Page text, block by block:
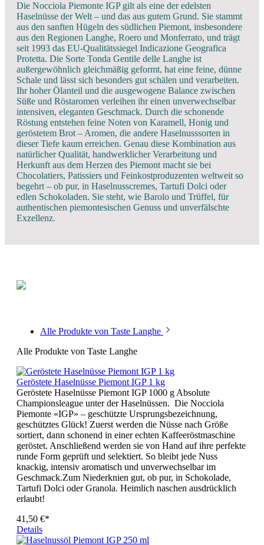
Die Nocciola Piemonte IGP gilt als eine der edelsten
Haselnüsse der Welt – und das aus gutem Grund. Sie stammt
aus den sanften Hügeln des südlichen Piemont, insbesondere
aus den Regionen Langhe, Roero und Monferrato, und trägt
seit 1993 das EU-Qualitätssiegel Indicazione Geografica
Protetta. Die Sorte Tonda Gentile delle Langhe ist
außergewöhnlich gleichmäßig geformt, hat eine feine, dünne
Schale und lässt sich besonders gut schälen und verarbeiten.
Ihr hoher Ölanteil und die ausgewogene Balance zwischen
Süße und Röstaromen verleihen ihr einen unverwechselbar
intensiven, eleganten Geschmack. Durch die schonende
Röstung entstehen feine Noten von Karamell, Honig und
geröstetem Brot – Aromen, die andere Haselnusssorten in
dieser Tiefe kaum erreichen. Genau diese Kombination aus
natürlicher Qualität, handwerklicher Verarbeitung und
Herkunft aus dem Herzen des Piemont macht sie bei
Chocolatiers, Patissiers und Feinkostproduzenten weltweit so
begehrt – ob pur, in Haselnusscremes, Tartufi Dolci oder
edlen Schokoladen. Sie steht, wie Barolo und Trüffel, für
authentischen piemontesischen Genuss und unverfälschte
Exzellenz.
Alle Produkte von Taste Langhe
Alle Produkte von Taste Langhe
Geröstete Haselnüsse Piemont IGP 1 kg
Geröstete Haselnüsse Piemont IGP 1000 g Absolute
Championsleague unter der Haselnüssen. Die Nocciola
Piemonte «IGP» – geschützte Ursprungsbezeichnung,
geschütztes Glück! Zuerst werden die Nüsse nach Größe
sortiert, dann schonend in einer echten Kaffeeröstmaschine
geröstet. Anschließend werden sie von Hand auf ihre perfekte
runde Form geprüft und selektiert. So bleibt jede Nuss
knackig, intensiv aromatisch und unverwechselbar im
Geschmack.Zum Niederknien gut, ob pur, in Schokolade,
Tartufi Dolci oder Granola. Heimlich naschen ausdrücklich
erlaubt!
41,50 €*
Details